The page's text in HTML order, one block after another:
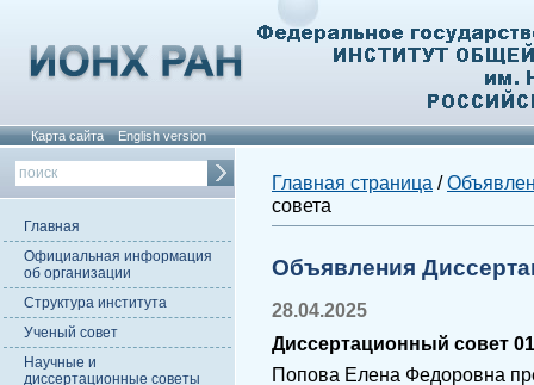
Карта сайта English version
Главная
Официальная информация
об организации
Структура института
Ученый совет
Научные и
диссертационные советы
Главная страница /
совета
Объявления
28.04.2025
Диссертационный совет
Попова Елена Федоровна